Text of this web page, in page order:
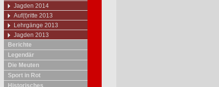
Jagden 2014
Auf(t)ritte 2013
Lehrgänge 2013
Jagden 2013
Berichte
Legendär
Die Meuten
Sport in Rot
Historisches